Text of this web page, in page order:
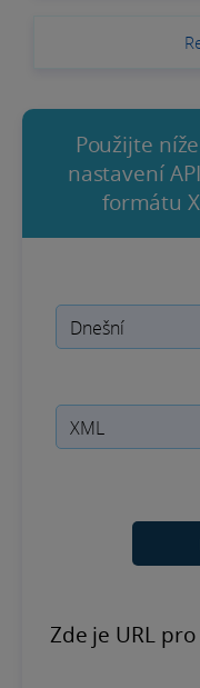
Použijte
nastavení
formátu
Zde je URL